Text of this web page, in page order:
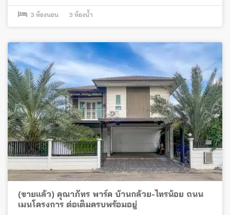
3 ห้องนอน 3 ห้องน้ำ
(ขายแล้ว) คุณาภัทร พาร์ค บ้านกล้วย-ไทรน้อย ถนน
เมนโครงการ ต่อเติมครบพร้อมอยู่